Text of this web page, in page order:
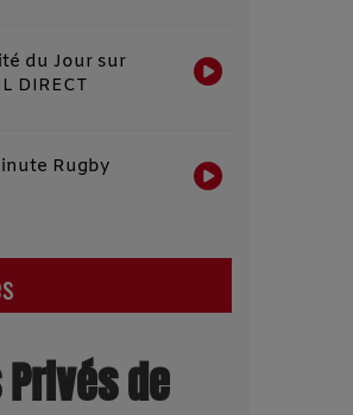
du Jour sur
DIRECT
Rugby
de